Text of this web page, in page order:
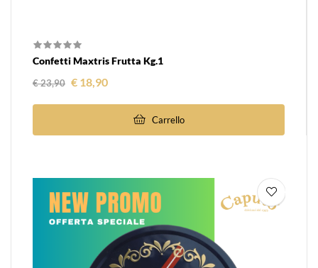
Confetti Maxtris Frutta Kg.1
Prezzo regolare
€ 23,90 Prezzo
€ 18,90
Carrello